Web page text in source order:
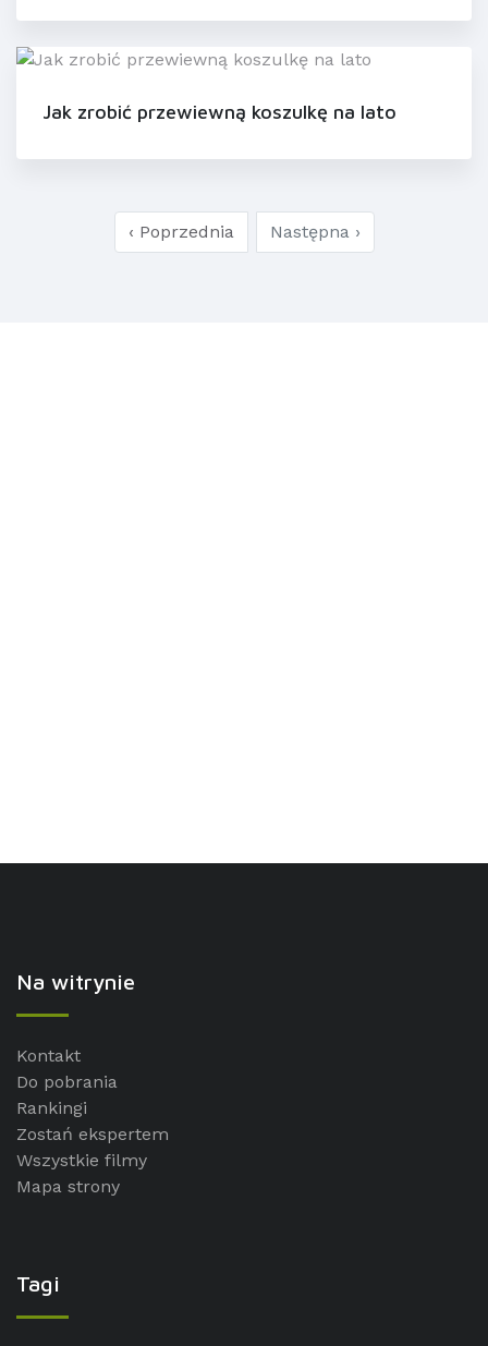
Jak zrobić przewiewną koszulkę na lato
‹ Poprzednia Następna ›
Na witrynie
Kontakt
Do pobrania
Rankingi
Zostań ekspertem
Wszystkie filmy
Mapa strony
Tagi